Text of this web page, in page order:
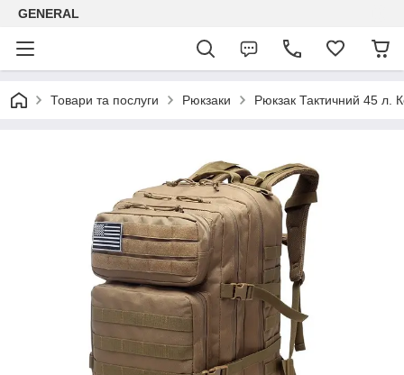
GENERAL
Товари та послуги Рюкзаки Рюкзак Тактичний 45 л.